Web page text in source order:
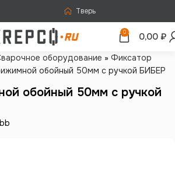
Тверь
0 0,00 ₽
оборудование » Фиксатор
обойный 50мм с ручкой БИБЕР
обойный 50мм с ручкой